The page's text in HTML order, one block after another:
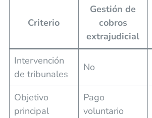
Criterio
Gestión de
cobros
extrajudicial
Intervención
de tribunales
No
Objetivo
principal
Pago
voluntario